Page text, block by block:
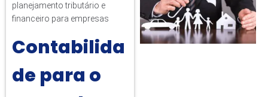
planejamento tributário e
financeiro para empresas
Contabilida
de para o